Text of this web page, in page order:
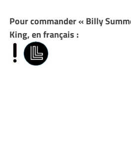
Pour commander « Billy
King, en français :